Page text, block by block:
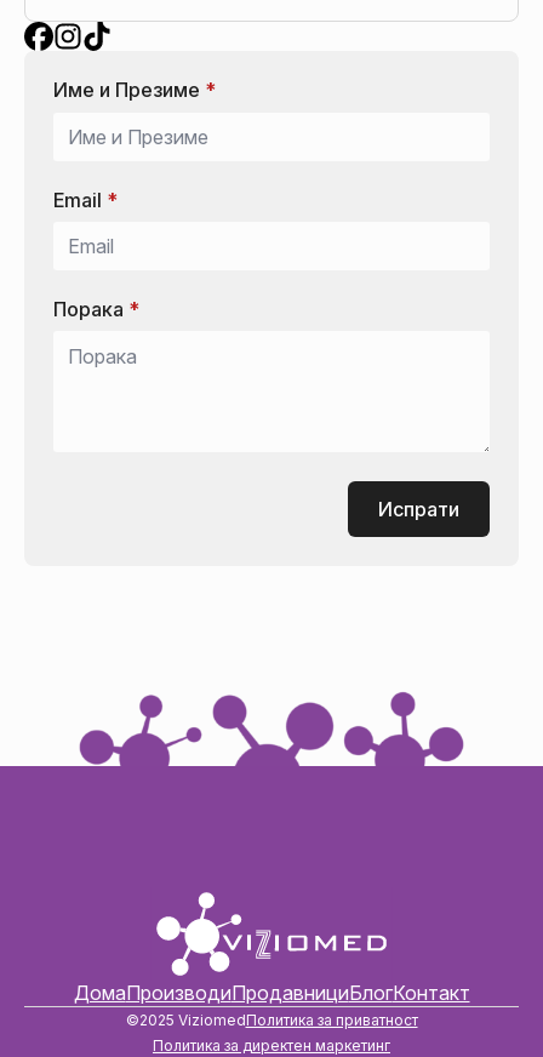
Име и Презиме *
Email *
Порака *
Испрати
ДомаПроизводиПродавнициБлогКонтакт
©2025 ViziomedПолитика за приватност
Политика за директен маркетинг